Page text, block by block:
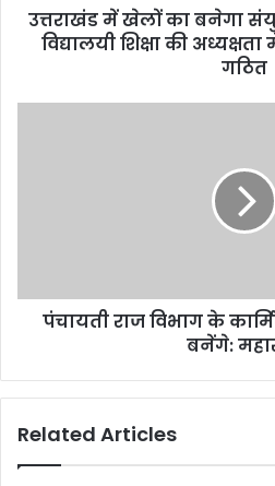
उत्तराखंड में खेलों का बनेगा
विद्यालयी शिक्षा की
गठित
पंचायती राज विभाग के
बनेंगे:
Related Articles